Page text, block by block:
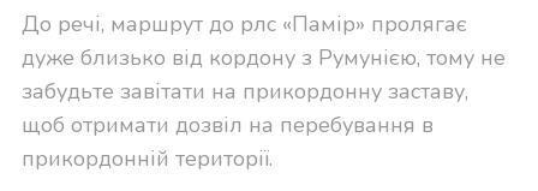
До речі, маршрут до рлс «Памір» пролягає
дуже близько від кордону з Румунією, тому не
забудьте завітати на прикордонну заставу,
щоб отримати дозвіл на перебування в
прикордонній території.